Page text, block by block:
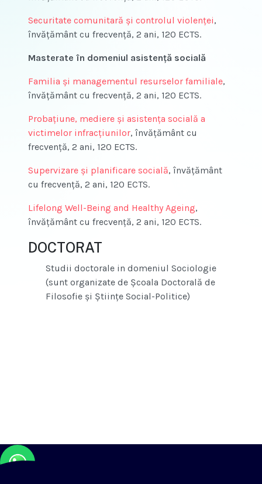
Securitate comunitară şi controlul violenţei,
învățământ cu frecvență, 2 ani, 120 ECTS.
Masterate în domeniul asistență socială
Familia şi managementul resurselor familiale,
învățământ cu frecvență, 2 ani, 120 ECTS.
Probaţiune, mediere şi asistenţa socială a
victimelor infracţiunilor, învățământ cu
frecvență, 2 ani, 120 ECTS.
Supervizare şi planificare socială, învățământ
cu frecvență, 2 ani, 120 ECTS.
Lifelong Well-Being and Healthy Ageing,
învățământ cu frecvență, 2 ani, 120 ECTS.
DOCTORAT
Studii doctorale in domeniul Sociologie
(sunt organizate de Școala Doctorală de
Filosofie și Științe Social-Politice)